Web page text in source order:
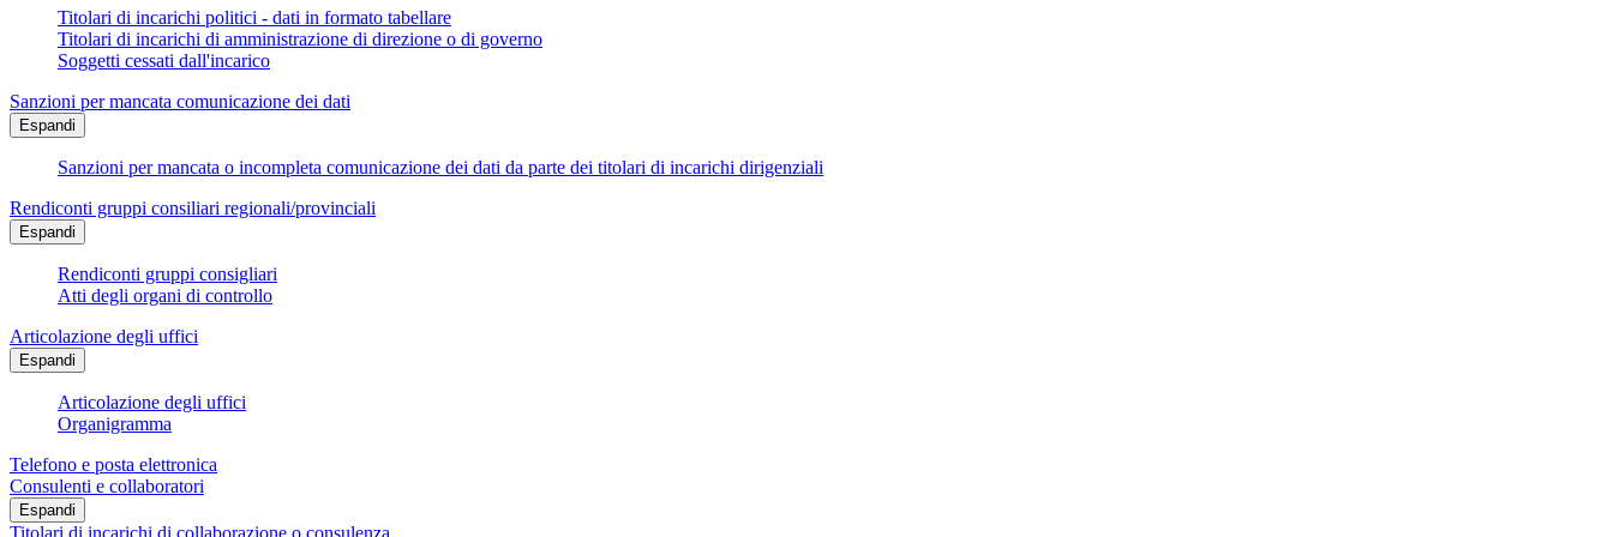
Titolari di incarichi politici - dati in formato tabellare
Titolari di incarichi di amministrazione di direzione o di governo
Soggetti cessati dall'incarico
Sanzioni per mancata comunicazione dei dati
Espandi
Sanzioni per mancata o incompleta comunicazione dei dati da parte dei titolari di incarichi dirigenziali
Rendiconti gruppi consiliari regionali/provinciali
Espandi
Rendiconti gruppi consigliari
Atti degli organi di controllo
Articolazione degli uffici
Espandi
Articolazione degli uffici
Organigramma
Telefono e posta elettronica
Consulenti e collaboratori
Espandi
Titolari di incarichi di collaborazione o consulenza